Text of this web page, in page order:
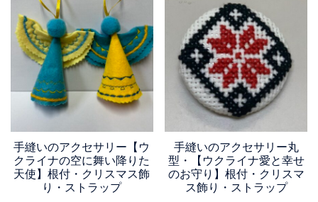
手縫いのアクセサリー【ウ
クライナの空に舞い降りた
天使】根付・クリスマス飾
り・ストラップ
手縫いのアクセサリー丸
型・【ウクライナ愛と幸せ
のお守り】根付・クリスマ
ス飾り・ストラップ